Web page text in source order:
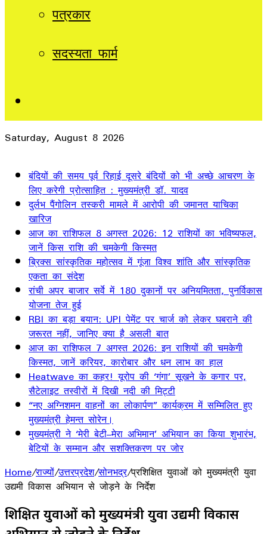
पत्रकार
सदस्यता फार्म
Saturday, August 8 2026
बंदियों की समय पूर्व रिहाई दूसरे बंदियों को भी अच्छे आचरण के
लिए करेगी प्रोत्साहित : मुख्यमंत्री डॉ. यादव
दुर्लभ पैंगोलिन तस्करी मामले में आरोपी की जमानत याचिका
खारिज
आज का राशिफल 8 अगस्त 2026: 12 राशियों का भविष्यफल,
जानें किस राशि की चमकेगी किस्मत
ब्रिक्स सांस्कृतिक महोत्सव में गूंजा विश्व शांति और सांस्कृतिक
एकता का संदेश
रांची अपर बाजार सर्वे में 180 दुकानों पर अनियमितता, पुनर्विकास
योजना तेज हुई
RBI का बड़ा बयान: UPI पेमेंट पर चार्ज को लेकर घबराने की
जरूरत नहीं, जानिए क्या है असली बात
आज का राशिफल 7 अगस्त 2026: इन राशियों की चमकेगी
किस्मत, जानें करियर, कारोबार और धन लाभ का हाल
Heatwave का कहर! यूरोप की ‘गंगा’ सूखने के कगार पर,
सैटेलाइट तस्वीरों में दिखी नदी की मिट्टी
“नए अग्निशमन वाहनों का लोकार्पण” कार्यक्रम में सम्मिलित हुए
मुख्यमंत्री हेमन्त सोरेन।
मुख्यमंत्री ने ‘मेरी बेटी–मेरा अभिमान’ अभियान का किया शुभारंभ,
बेटियों के सम्मान और सशक्तिकरण पर जोर
Home/राज्यों/उत्तरप्रदेश/सोनभद्र/प्रशिक्षित युवाओं को मुख्यमंत्री युवा
उद्यमी विकास अभियान से जोड़ने के निर्देश
प्रशिक्षित युवाओं को मुख्यमंत्री युवा उद्यमी विकास